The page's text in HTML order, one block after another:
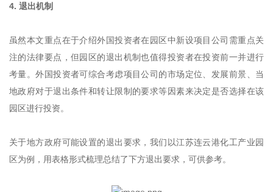
4. 退出机制
虽然本文重点在于介绍外国投资者在园区中新设项目公司需重点关
注的法律要点，但园区的退出机制也值得投资者在投资前一并进行
考量。外国投资者可综合考虑项目公司的市场定位、发展前景、当
地政府对于退出条件和转让限制的要求等因素来决定是否选择在该
园区进行投资。
关于地方政府可能设置的退出要求，我们以江苏连云港化工产业园
区为例，用表格形式梳理总结了下方退出要求，可供参考。